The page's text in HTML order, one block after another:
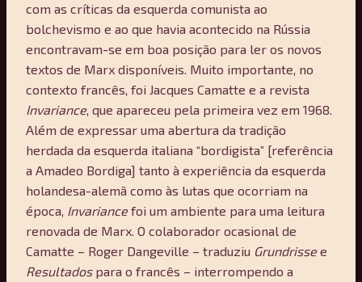
com as críticas da esquerda comunista ao
bolchevismo e ao que havia acontecido na Rússia
encontravam-se em boa posição para ler os novos
textos de Marx disponíveis. Muito importante, no
contexto francês, foi Jacques Camatte e a revista
Invariance, que apareceu pela primeira vez em 1968.
Além de expressar uma abertura da tradição
herdada da esquerda italiana “bordigista” [referência
a Amadeo Bordiga] tanto à experiência da esquerda
holandesa-alemã como às lutas que ocorriam na
época, Invariancefoi um ambiente para uma leitura
renovada de Marx. O colaborador ocasional de
Camatte – Roger Dangeville – traduziu Grundrissee
Resultadospara o francês – interrompendo a